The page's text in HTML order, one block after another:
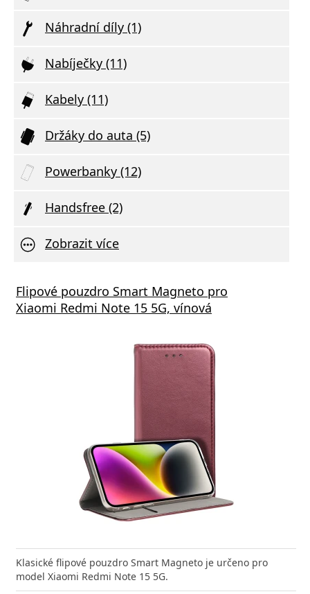
Náhradní díly (1)
Nabíječky (11)
Kabely (11)
Držáky do auta (5)
Powerbanky (12)
Handsfree (2)
Zobrazit více
Flipové pouzdro Smart Magneto pro
Xiaomi Redmi Note 15 5G, vínová
Klasické flipové pouzdro Smart Magneto je určeno pro
model Xiaomi Redmi Note 15 5G.